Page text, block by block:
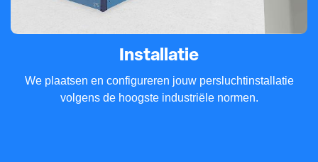
Installatie
We plaatsen en configureren jouw persluchtinstallatie
volgens de hoogste industriële normen.